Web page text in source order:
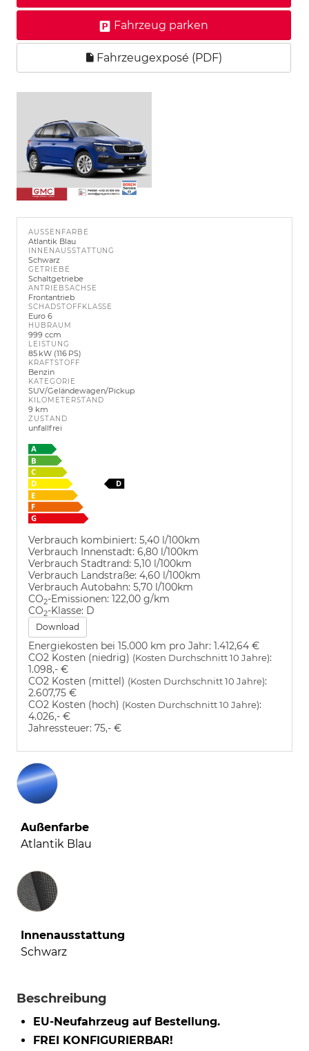
Fahrzeug parken
Fahrzeugexposé (PDF)
AUSSENFARBE
Atlantik Blau
INNENAUSSTATTUNG
Schwarz
GETRIEBE
Schaltgetriebe
ANTRIEBSACHSE
Frontantrieb
SCHADSTOFFKLASSE
Euro 6
HUBRAUM
999 ccm
LEISTUNG
85 kW (116 PS)
KRAFTSTOFF
Benzin
KATEGORIE
SUV/Geländewagen/Pickup
KILOMETERSTAND
9 km
ZUSTAND
unfallfrei
Verbrauch kombiniert: 5,40 l/100km
Verbrauch Innenstadt: 6,80 l/100km
Verbrauch Stadtrand: 5,10 l/100km
Verbrauch Landstraße: 4,60 l/100km
Verbrauch Autobahn: 5,70 l/100km
CO2-Emissionen: 122,00 g/km
CO2-Klasse: D
Download
Energiekosten bei 15.000 km pro Jahr: 1.412,64 €
CO2 Kosten (niedrig) (Kosten Durchschnitt 10 Jahre):
1.098,- €
CO2 Kosten (mittel) (Kosten Durchschnitt 10 Jahre):
2.607,75 €
CO2 Kosten (hoch) (Kosten Durchschnitt 10 Jahre):
4.026,- €
Jahressteuer: 75,- €
Außenfarbe
Atlantik Blau
Innenausstattung
Innenausstattung
Schwarz
Beschreibung
EU-Neufahrzeug auf Bestellung.
FREI KONFIGURIERBAR!